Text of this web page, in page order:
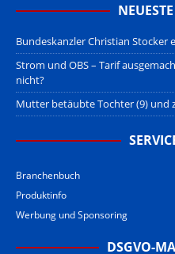
Bundeskanzler Christian Stocker
Strom und OBS – Tarif
nicht?
Mutter betäubte Tochter (9) und
Branchenbuch
Produktinfo
Werbung und Sponsoring
DSGVO-